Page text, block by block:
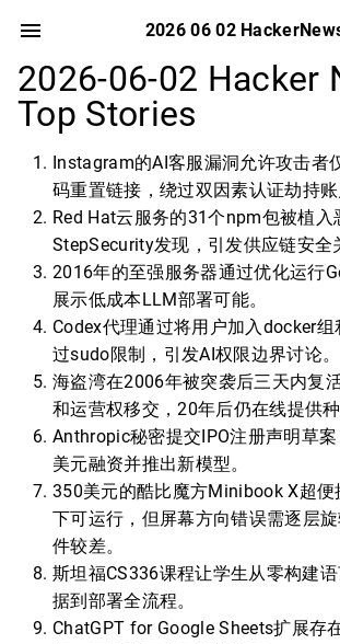
2026 06 02
2026-06-02 Hacker
Top Stories
Instagram的AI客服漏洞允许攻击者
码重置链接，绕过双因素认证劫持账
Red Hat云服务的31个npm包被植入
StepSecurity发现，引发供应链安全
2016年的至强服务器通过优化运行
展示低成本LLM部署可能。
Codex代理通过将用户加入docker
过sudo限制，引发AI权限边界讨论。
海盗湾在2006年被突袭后三天内复
和运营权移交，20年后仍在线提供种
Anthropic秘密提交IPO注册声明草
美元融资并推出新模型。
350美元的酷比魔方Minibook X超
下可运行，但屏幕方向错误需逐层
件较差。
斯坦福CS336课程让学生从零构建
据到部署全流程。
ChatGPT for Google Sheets扩展存